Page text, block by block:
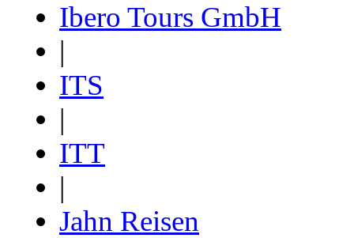
Ibero Tours GmbH
|
ITS
|
ITT
|
Jahn Reisen